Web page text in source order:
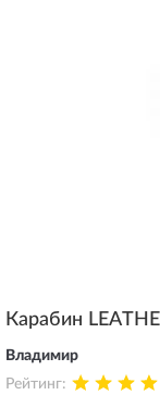
Карабин
Владимир
Рейтинг: